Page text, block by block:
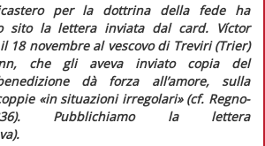
per la dottrina della fede ha
sito la lettera inviata dal card. Víctor
18 novembre al vescovo di Treviri (Trier)
che gli aveva inviato copia del
dà forza all’amore, sulla
«in situazioni irregolari» (cf. Regno-
Pubblichiamo la lettera